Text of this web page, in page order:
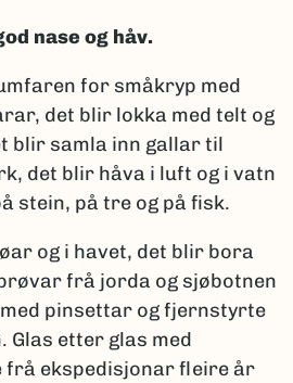
nase og håv.
for småkryp med
det blir lokka med telt og
blir samla inn gallar til
det blir håva i luft og i vatn
stein, på tre og på fisk.
og i havet, det blir bora
frå jorda og sjøbotnen
pinsettar og fjernstyrte
etter glas med
frå ekspedisjonar fleire år